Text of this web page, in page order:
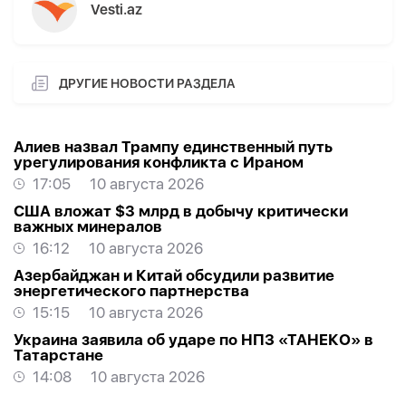
Vesti.az
ДРУГИЕ НОВОСТИ РАЗДЕЛА
Алиев назвал Трампу единственный путь
урегулирования конфликта с Ираном
17:05
10 августа 2026
США вложат $3 млрд в добычу критически
важных минералов
16:12
10 августа 2026
Азербайджан и Китай обсудили развитие
энергетического партнерства
15:15
10 августа 2026
Украина заявила об ударе по НПЗ «ТАНЕКО» в
Татарстане
14:08
10 августа 2026